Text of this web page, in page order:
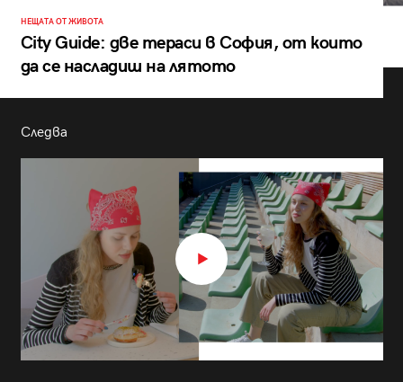
НЕЩАТА ОТ ЖИВОТА
City Guide: две тераси в София, от които
да се насладиш на лятото
Следва